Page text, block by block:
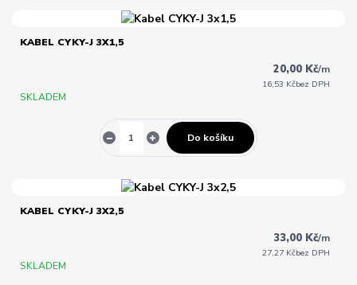
KABEL CYKY-J 3X1,5
20,00 Kč/m
16,53 Kčbez DPH
SKLADEM
Do košíku
KABEL CYKY-J 3X2,5
33,00 Kč/m
27,27 Kčbez DPH
SKLADEM